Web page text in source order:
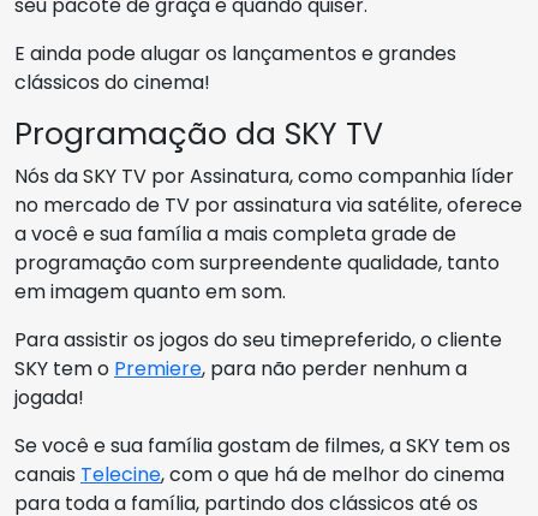
E ainda pode alugar os lançamentos e grandes
clássicos do cinema!
Programação da SKY TV
Nós da SKY TV por Assinatura, como companhia líder
no mercado de TV por assinatura via satélite, oferece
a você e sua família a mais completa grade de
programação com surpreendente qualidade, tanto
em imagem quanto em som.
Para assistir os jogos do seu timepreferido, o cliente
SKY tem o Premiere, para não perder nenhum a
jogada!
Se você e sua família gostam de filmes, a SKY tem os
canais Telecine, com o que há de melhor do cinema
para toda a família, partindo dos clássicos até os